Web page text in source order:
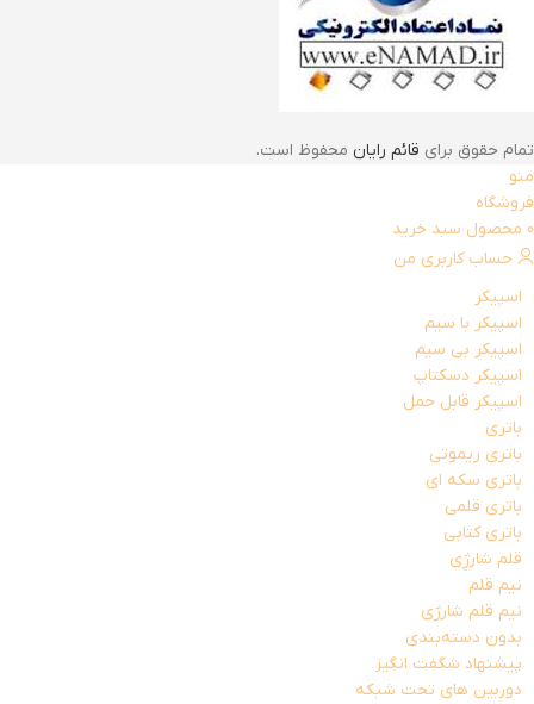
تمام حقوق برای قائم رایان محفوظ است.
منو
فروشگاه
0 محصول سبد خرید
حساب کاربری من
اسپیکر
اسپیکر با سیم
اسپیکر بی سیم
اسپیکر دسکتاپ
اسپیکر قابل حمل
باتری
باتری ریموتی
باتری سکه ای
باتری قلمی
باتری کتابی
قلم شارژِی
نیم قلم
نیم قلم شارژی
بدون دسته‌بندی
پیشنهاد شگفت انگیز
دوربین های تحت شبکه